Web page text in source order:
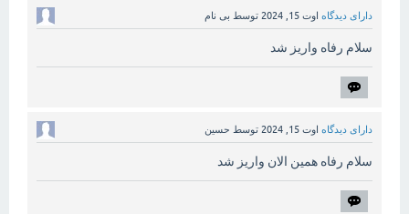
دارای دیدگاه اوت 15, 2024 توسط بی نام
سلام رفاه واریز شد
دارای دیدگاه اوت 15, 2024 توسط حسین
سلام رفاه همین الان واریز شد